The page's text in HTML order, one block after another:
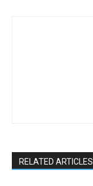
RELATED ARTICLES